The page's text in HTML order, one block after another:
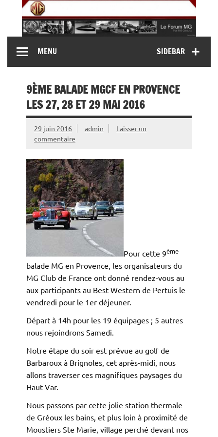
content
MG Contact
MG B, MG F, MG A, Midget…)SIDEBAR
MENU
9ÈME BALADE MGCF EN PROVENCE
LES 27, 28 ET 29 MAI 2016
29 juin 2016 admin
Laisser un
commentaire
Pour cette 9ème
balade MG en Provence, les organisateurs du
MG Club de France ont donné rendez-vous au
aux participants au Best Western de Pertuis le
vendredi pour le 1er déjeuner.
Départ à 14h pour les 19 équipages ; 5 autres
nous rejoindrons Samedi.
Notre étape du soir est prévue au golf de
Barbaroux à Brignoles, cet après-midi, nous
allons traverser ces magnifiques paysages du
Haut Var.
Nous passons par cette jolie station thermale
de Gréoux les bains, et plus loin à proximité de
Moustiers Ste Marie, village perché devant nos